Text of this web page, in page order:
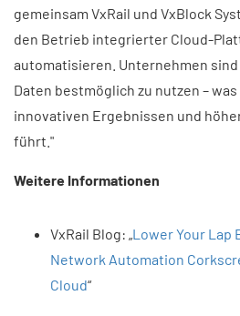
gemeinsam VxRail und VxBlock
den Betrieb integrierter Cloud-
automatisieren. Unternehmen
Daten bestmöglich zu nutzen –
innovativen Ergebnissen und
führt."
Weitere Informationen
VxRail Blog: „Lower Your Lap
Network Automation
Cloud“